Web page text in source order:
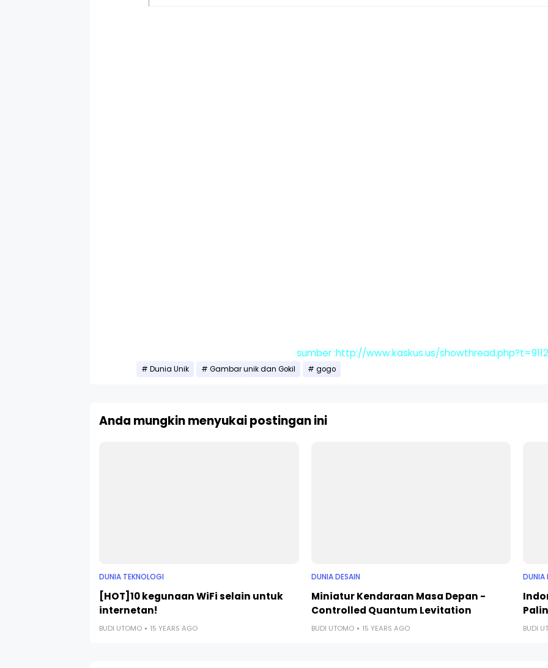
sumber :http://www.kaskus.us/
Dunia Unik Gambar unik dan Gokil gogo
Anda mungkin menyukai postingan ini
DUNIA TEKNOLOGI
[HOT]10 kegunaan WiFi selain untuk
internetan!
BUDI UTOMO 15 YEARS AGO
DUNIA DESAIN
Miniatur Kendaraan Masa Depan -
Controlled Quantum Levitation
BUDI UTOMO 15 YEARS AGO
DUNIA
BUDI